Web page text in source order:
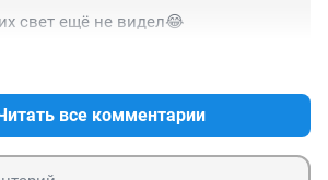
свет ещё не видел😂
все комментарии